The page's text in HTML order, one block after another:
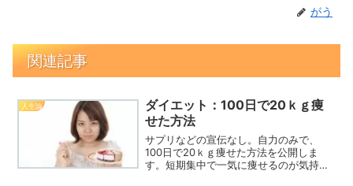
がう
関連記事
人生論
ダイエット：100日で20ｋｇ痩
せた方法
サプリなどの宣伝なし。自力のみで、
100日で20ｋｇ痩せた方法を公開しま
す。短期集中で一気に痩せるのが気持ち